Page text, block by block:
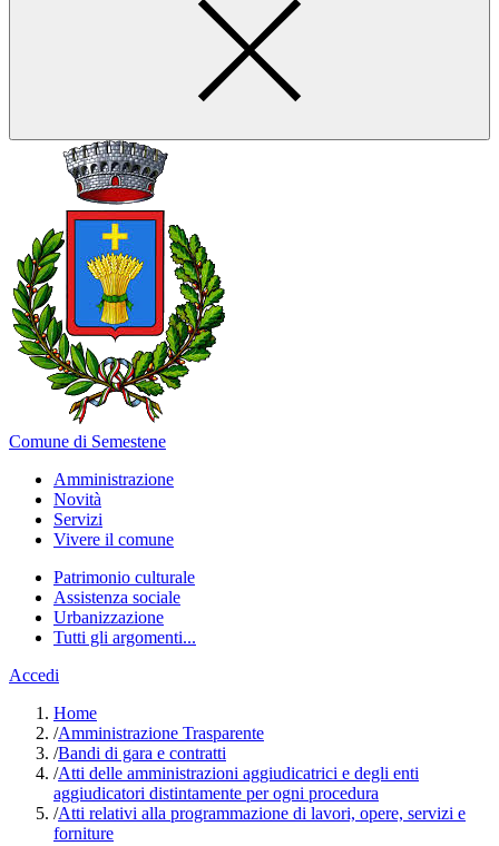
Comune di Semestene
Amministrazione
Novità
Servizi
Vivere il comune
Patrimonio culturale
Assistenza sociale
Urbanizzazione
Tutti gli argomenti...
Accedi
Home
/Amministrazione Trasparente
/Bandi di gara e contratti
/Atti delle amministrazioni aggiudicatrici e degli enti
aggiudicatori distintamente per ogni procedura
/Atti relativi alla programmazione di lavori, opere, servizi e
forniture